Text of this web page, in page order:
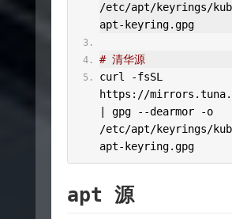
/etc/apt/keyrings/
apt- keyring.gpg
# 清华源
curl
-fsSL
https ://mirrors .tuna.
gpg --dearmor - o
/etc/apt/keyrings/
apt- keyring.gpg
apt 源